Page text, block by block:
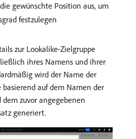
gewünschte Position aus, um
festzulegen
zur Lookalike-Zielgruppe
ihres Namens und ihrer
wird der Name der
basierend auf dem Namen der
dem zuvor angegebenen
generiert.